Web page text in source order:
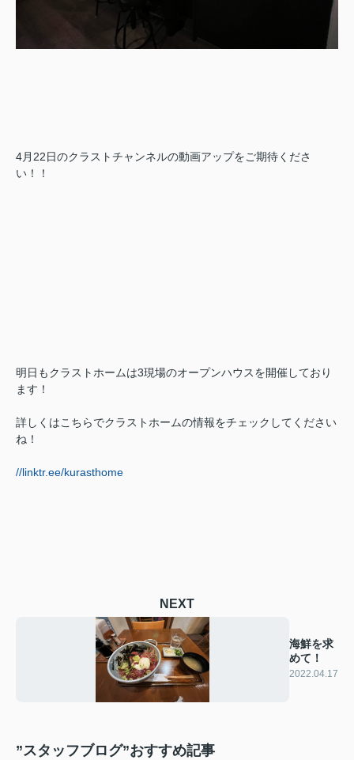
4月22日のクラストチャンネルの動画アップをご期待くださ
い！！
明日もクラストホームは3現場のオープンハウスを開催しており
ます！
詳しくはこちらでクラストホームの情報をチェックしてください
ね！
//linktr.ee/kurasthome
NEXT
海鮮を求
めて！
2022.04.17
”スタッフブログ”おすすめ記事